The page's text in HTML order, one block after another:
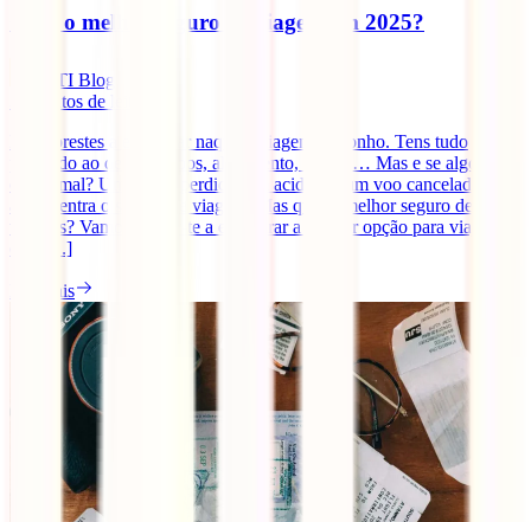
Qual o melhor seguro de viagem em 2025?
IATI Blog
minutos de leitura
Estás prestes a embarcar naquela viagem de sonho. Tens tudo
planeado ao detalhe: voos, alojamento, roteiro… Mas e se algo
correr mal? Uma mala perdida, um acidente, um voo cancelado? É
aí que entra o seguro de viagem. Mas qual o melhor seguro de
viagens? Vamos ajudar-te a encontrar a melhor opção para viajares
com [...]
Ler mais